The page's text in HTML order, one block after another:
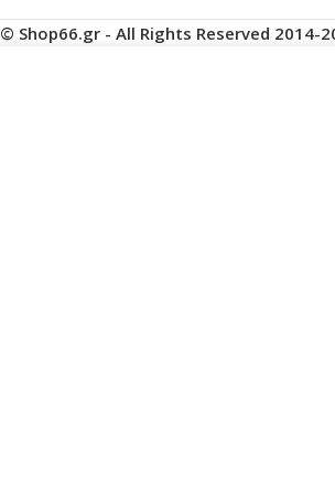
© Shop66.gr - All Rights Reserved 2014-